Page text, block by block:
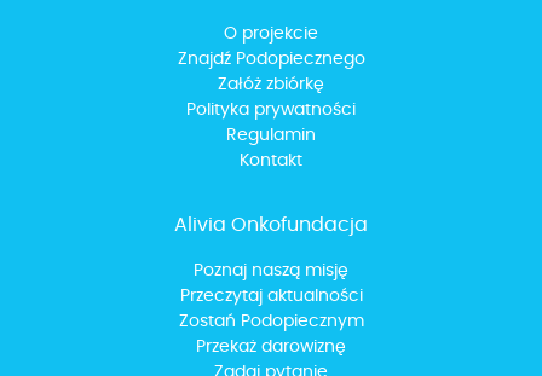
O projekcie
Znajdź Podopiecznego
Załóż zbiórkę
Polityka prywatności
Regulamin
Kontakt
Alivia Onkofundacja
Poznaj naszą misję
Przeczytaj aktualności
Zostań Podopiecznym
Przekaż darowiznę
Zadaj pytanie